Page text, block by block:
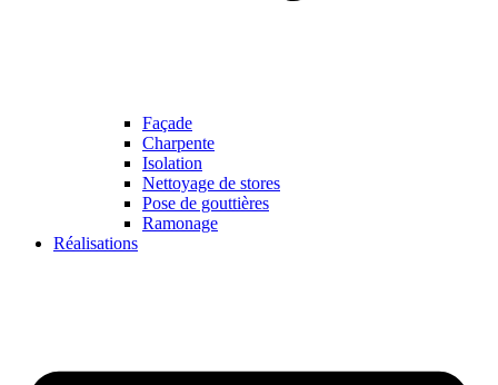
Façade
Charpente
Isolation
Nettoyage de stores
Pose de gouttières
Ramonage
Réalisations